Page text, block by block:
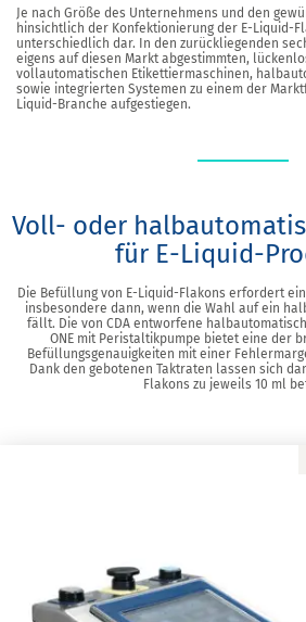
Je nach Größe des Unternehmens und den
hinsichtlich der Konfektionierung der E-Liquid-
unterschiedlich dar. In den zurückliegenden
eigens auf diesen Markt abgestimmten,
vollautomatischen Etikettiermaschinen,
sowie integrierten Systemen zu einem der
Liquid-Branche aufgestiegen.
Voll- oder
für E-Liquid-
Die Befüllung von E-Liquid-Flakons erfordert
insbesondere dann, wenn die Wahl auf ein
fällt. Die von CDA entworfene
ONE mit Peristaltikpumpe bietet eine der
Befüllungsgenauigkeiten mit einer
Dank den gebotenen Taktraten lassen sich
Flakons zu jeweils 10 ml